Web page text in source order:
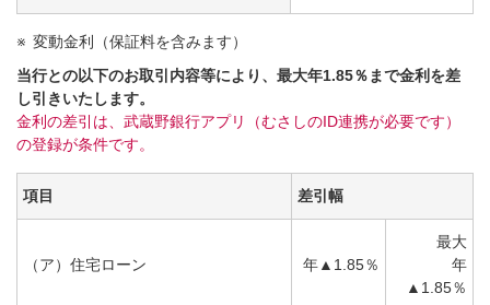
変動金利（保証料を含みます）
当行との以下のお取引内容等により、最大年1.85％まで金利を差
し引きいたします。
金利の差引は、武蔵野銀行アプリ（むさしのID連携が必要です）
の登録が条件です。
項目 差引幅
（ア）住宅ローン 年▲1.85％
最大
年
▲1.85％